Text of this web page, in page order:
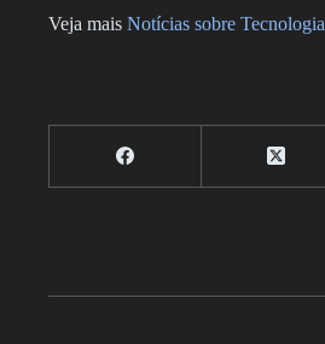
Veja mais Notícias sobre Tecnologia